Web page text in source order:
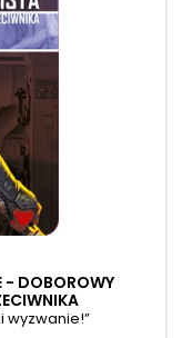
- DOBOROWY
wyzwanie!”